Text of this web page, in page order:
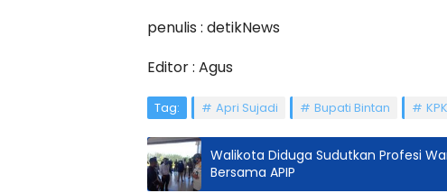
penulis : detikNews
Editor : Agus
Tag: Apri Sujadi Bupati Bintan KPK
Walikota Diduga Sudutkan Profesi
Bersama APIP